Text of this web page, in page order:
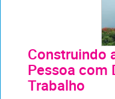
Construindo
Pessoa com
Trabalho